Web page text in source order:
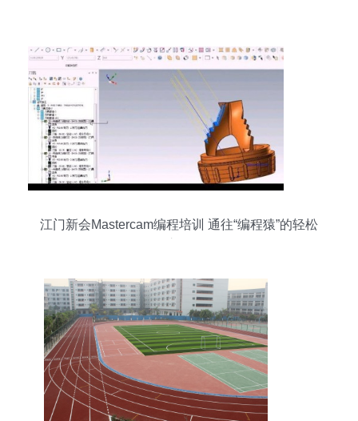
江门新会Mastercam编程培训 通往“编程猿”的轻松